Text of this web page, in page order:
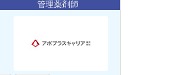
管理薬剤師